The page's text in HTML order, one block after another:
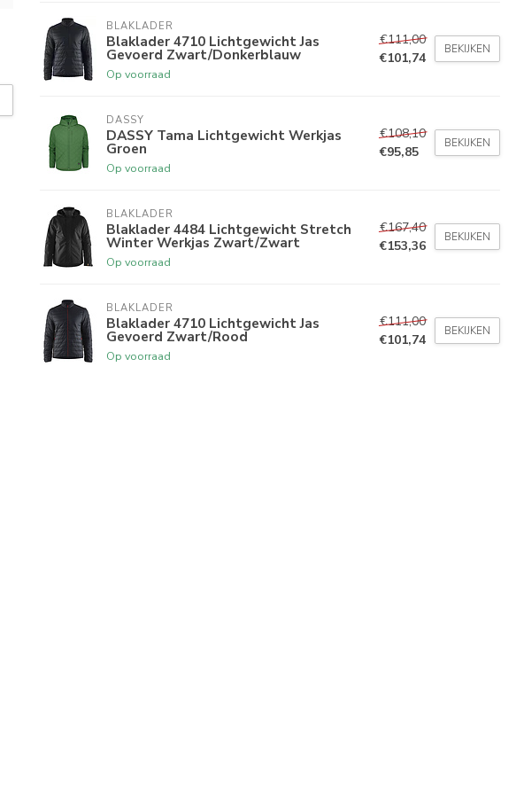
BLAKLADER
Blaklader 4710 Lichtgewicht Jas
Gevoerd Zwart/Donkerblauw
Op voorraad
€111,00
€101,74
BEKIJKEN
DASSY
DASSY Tama Lichtgewicht Werkjas
Groen
Op voorraad
€108,10
€95,85
BEKIJKEN
BLAKLADER
Blaklader 4484 Lichtgewicht Stretch
Winter Werkjas Zwart/Zwart
Op voorraad
€167,40
€153,36
BEKIJKEN
BLAKLADER
Blaklader 4710 Lichtgewicht Jas
Gevoerd Zwart/Rood
Op voorraad
€111,00
€101,74
BEKIJKEN